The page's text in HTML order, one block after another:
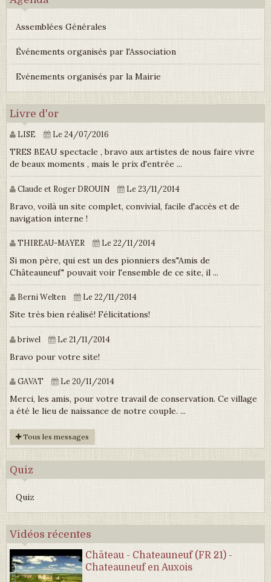
Assemblées Générales
Événements organisés par l'Association
Evénements organisés par la Mairie
Livre d'or
LISE Le 24/07/2016
TRES BEAU spectacle , bravo aux artistes de nous faire vivre
de beaux moments , mais le prix d'entrée ...
Claude et Roger DROUIN Le 23/11/2014
Bravo, voilà un site complet, convivial, facile d'accès et de
navigation interne !
THIREAU-MAYER Le 22/11/2014
Si mon père, qui est un des pionniers des"Amis de
Châteauneuf" pouvait voir l'ensemble de ce site, il ...
Berni Welten Le 22/11/2014
Site très bien réalisé! Félicitations!
briwel Le 21/11/2014
Bravo pour votre site!
GAVAT Le 20/11/2014
Merci, les amis, pour votre travail de conservation. Ce village
a été le lieu de naissance de notre couple. ...
Tous les messages
Quiz
Quiz
Vidéos récentes
Château - Chateauneuf (FR 21) -
Chateauneuf en Auxois